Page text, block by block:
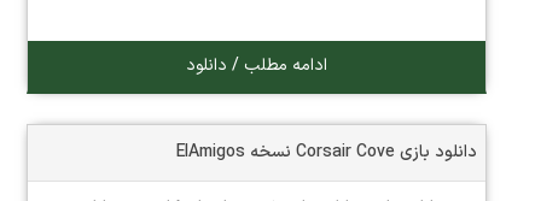
ادامه مطلب / دانلود
دانلود بازی Corsair Cove نسخه ElAmigos